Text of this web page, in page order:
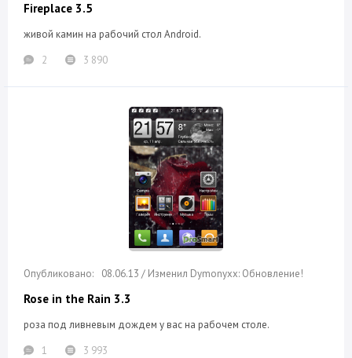
Fireplace 3.5
живой камин на рабочий стол Android.
2
3 890
08.06.13 / Изменил Dymonyxx: Обновление!
Rose in the Rain 3.3
роза под ливневым дождем у вас на рабочем столе.
1
3 993